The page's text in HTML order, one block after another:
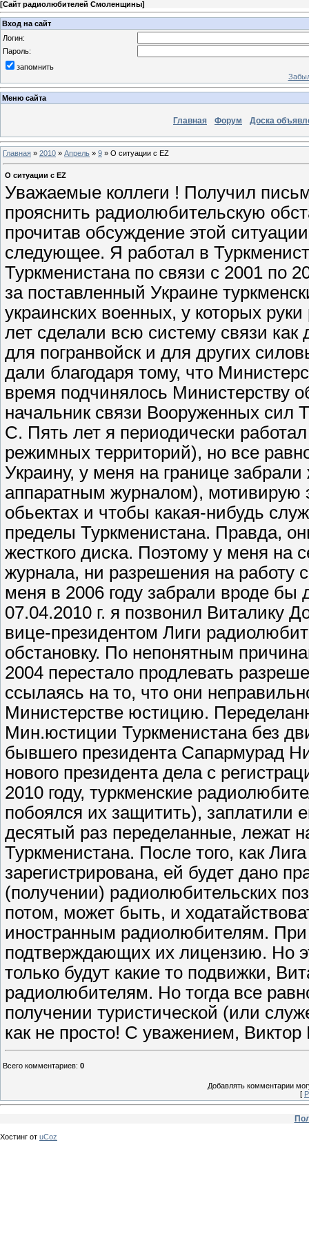
[Сайт радиолюбителей Смоленщины]
Вход на сайт
Логин:
Пароль:
запомнить
Меню сайта
Главная Форум Доска
Главная » 2010 » Апрель » 9 » О ситуации с EZ
О ситуации с EZ
Уважаемые коллеги ! Получил
прояснить радиолюбительскую
прочитав обсуждение этой
следующее. Я работал в
Туркменистана по связи с 2001 по
за поставленный Украине
украинских военных, у которых
лет сделали всю систему связи
для погранвойск и для других
дали благодаря тому, что
время подчинялось Министерству
начальник связи Вооруженных сил
С. Пять лет я периодически
режимных территорий), но все
Украину, у меня на границе
аппаратным журналом), мотивирую
обьектах и чтобы какая-нибудь
пределы Туркменистана. Правда,
жесткого диска. Поэтому у меня на
журнала, ни разрешения на работу
меня в 2006 году забрали вроде бы
07.04.2010 г. я позвонил Виталику
вице-президентом Лиги
обстановку. По непонятным
2004 перестало продлевать
ссылаясь на то, что они
Министерстве юстицию.
Мин.юстиции Туркменистана без
бывшего президента Сапармурад
нового президента дела с
2010 году, туркменские
побоялся их защитить), заплатили
десятый раз переделанные, лежат
Туркменистана. После того, как
зарегистрирована, ей будет дано
(получении) радиолюбительских
потом, может быть, и
иностранным радиолюбителям. При
подтверждающих их лицензию. Но
только будут какие то подвижки,
радиолюбителям. Но тогда все
получении туристической (или
как не просто! С уважением,
Всего комментариев: 0
Добавлять комментарии
[
Хостинг от uCoz